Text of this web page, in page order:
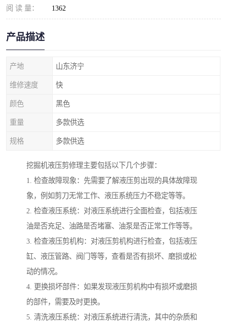
阅 读 量： 1362
产品描述
产地 山东济宁
维修速度 快
颜色 黑色
重量 多款供选
规格 多款供选
挖掘机液压剪修理主要包括以下几个步骤：
1. 检查故障现象：先需要了解液压剪出现的具体故障现
象，例如剪刀无常工作、液压系统压力不稳定等等。
2. 检查液压系统：对液压系统进行全面检查，包括液压
油是否充足、油路是否堵塞、油泵是否正常工作等等。
3. 检查液压剪机构：对液压剪机构进行检查，包括液压
缸、液压管路、阀门等等，查看是否有损坏、磨损或松
动的情况。
4. 更换损坏部件：如果发现液压剪机构中有损坏或磨损
的部件，需要及时更换。
5. 清洗液压系统：对液压系统进行清洗，其中的杂质和